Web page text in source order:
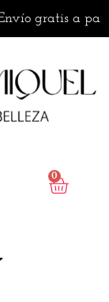
gratis a partir
0